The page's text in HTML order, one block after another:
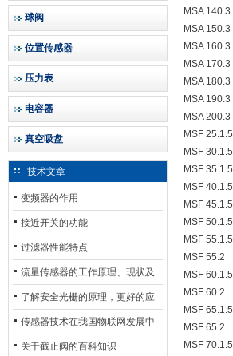
球阀
位置传感器
压力表
电容器
真空吸盘
技术文章
变频器的作用
接近开关的功能
过滤器性能特点
流量传感器的工作原理、现状及
其发展前景
了解安全光栅的原理，更好的应
用安全光栅
传感器技术在我国物联网发展中
的地位*
关于截止阀的百科知识
MSA 140.3
MSA 150.3
MSA 160.3
MSA 170.3
MSA 180.3
MSA 190.3
MSA 200.3
MSF 25.1.5
MSF 30.1.5
MSF 35.1.5
MSF 40.1.5
MSF 45.1.5
MSF 50.1.5
MSF 55.1.5
MSF 55.2
MSF 60.1.5
MSF 60.2
MSF 65.1.5
MSF 65.2
MSF 70.1.5